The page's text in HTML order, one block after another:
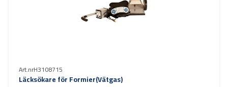
Art.nrH3108715
Läcksökare för Formier(Vätgas)